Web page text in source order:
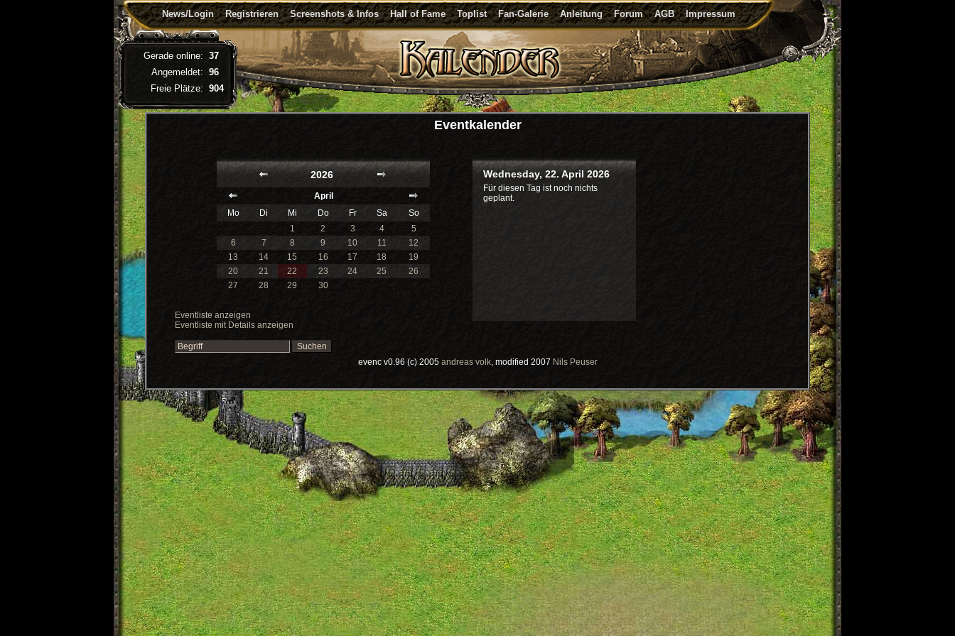
News/Login Registrieren Screenshots & Infos Hall of Fame Toplist Fan-Galerie Anleitung Forum AGB Impressum
Eventkalender
2026
April
Mo
Di Mi Do Fr Sa
So
1
2 3 4
5
6
7 8 9 10 11
12
13
14 15 16 17 18
19
20
21 22 23 24 25
26
27
28 29 30
Eventliste anzeigen
Eventliste mit Details anzeigen
Wednesday, 22. April 2026
Für diesen Tag ist noch nichts
geplant.
evenc v0.96 (c) 2005 andreas volk, modified 2007 Nils Peuser
Gerade online: 37
Angemeldet: 96
Freie Plätze: 904